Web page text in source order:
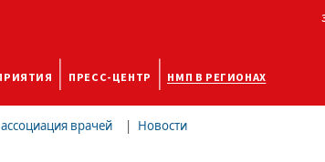
ПРЕСС-ЦЕНТР НМП В РЕГИОНАХ
врачей Новости